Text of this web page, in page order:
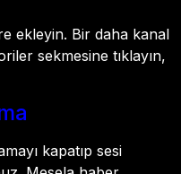
ekleyin. Bir daha kanal
sekmesine tıklayın,
kapatıp sesi